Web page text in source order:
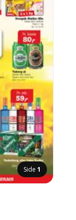
Side 1